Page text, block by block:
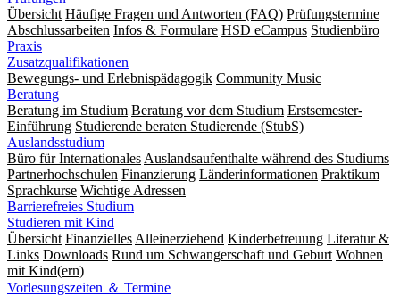
Übersicht Häufige Fragen und Antworten (FAQ) Prüfungstermine
Abschlussarbeiten Infos & Formulare HSD eCampus Studienbüro
Praxis
Zusatzqualifikationen
Bewegungs- und Erlebnispädagogik Community Music
Beratung
Beratung im Studium Beratung vor dem Studium Erstsemester-
Einführung Studierende beraten Studierende (StubS)
Auslandsstudium
Büro für Internationales Auslandsaufenthalte während des Studiums
Partnerhochschulen Finanzierung Länderinformationen Praktikum
Sprachkurse Wichtige Adressen
Barrierefreies Studium
Studieren mit Kind
Übersicht Finanzielles Alleinerziehend Kinderbetreuung Literatur &
Links Downloads Rund um Schwangerschaft und Geburt Wohnen
mit Kind(ern)
Vorlesungszeiten ＆ Termine